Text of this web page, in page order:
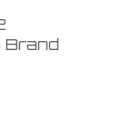
Brand